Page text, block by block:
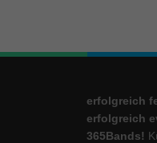
erfolgreich
erfolgreich
365Bands!
blockiert.
auf diese Inhalte